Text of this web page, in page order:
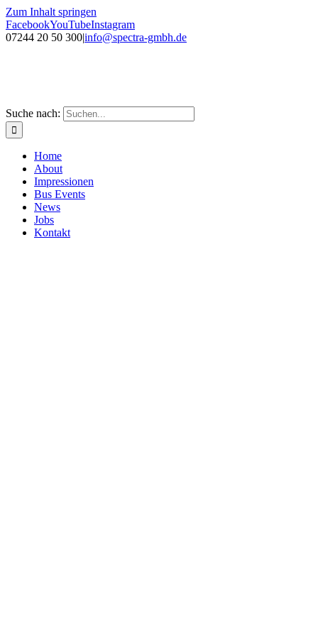
Zum Inhalt springen
FacebookYouTubeInstagram
07244 20 50 300|info@spectra-gmbh.de
Suche nach:
Home
About
Impressionen
Bus Events
News
Jobs
Kontakt